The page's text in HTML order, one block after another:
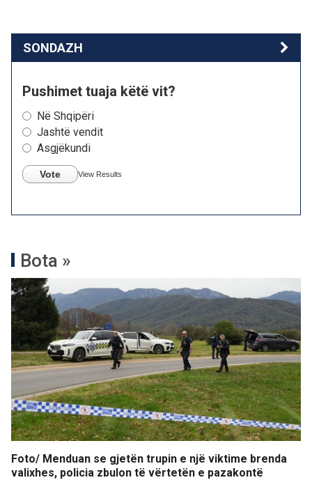
SONDAZH
Pushimet tuaja këtë vit?
Në Shqipëri
Jashtë vendit
Asgjëkundi
Vote View Results
Bota »
Foto/ Menduan se gjetën trupin e një viktime brenda
valixhes, policia zbulon të vërtetën e pazakontë